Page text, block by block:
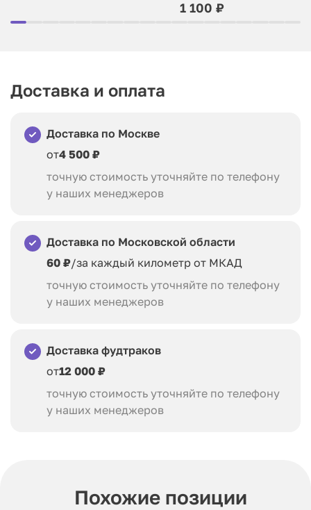
1 100 ₽
Доставка и оплата
Доставка по Москве
от4 500 ₽
точную стоимость уточняйте по телефону
у наших менеджеров
Доставка по Московской области
60 ₽/за каждый километр от МКАД
точную стоимость уточняйте по телефону
у наших менеджеров
Доставка фудтраков
от12 000 ₽
точную стоимость уточняйте по телефону
у наших менеджеров
Похожие позиции